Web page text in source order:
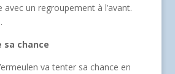
un regroupement à l’avant.
chance
va tenter sa chance en